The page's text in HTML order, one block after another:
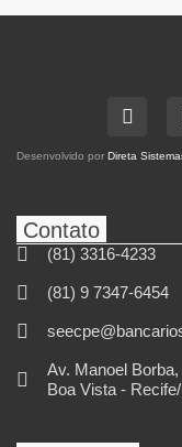
Desenvolvido por Direta
Contato
(81) 3316-4233
(81) 9 7347-6454
Av. Manoel Borba,
Boa Vista -